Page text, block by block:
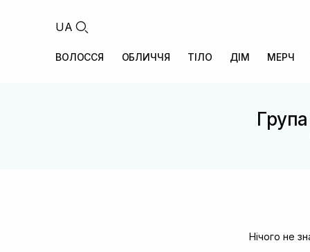
UA
ВОЛОССЯ ОБЛИЧЧЯ ТІЛО ДІМ МЕРЧ
Група
Нічого не